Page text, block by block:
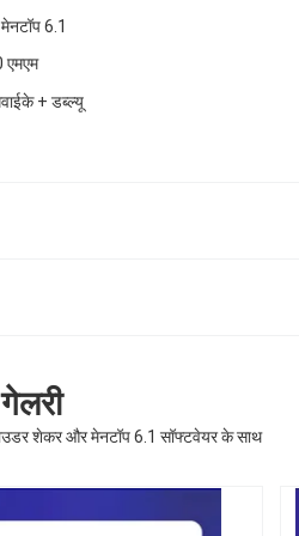
मेनटॉप 6.1
एमएम
+ डब्ल्यू
गेलरी
शेकर और मेनटॉप 6.1 सॉफ्टवेयर के साथ